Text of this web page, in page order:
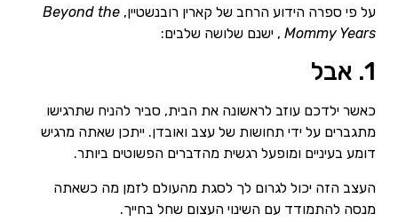
על פי ספרה הידוע הרחב של קארין רובנשטיין, Beyond the
Mommy Years , ישנם שלושה שלבים:
1. אבל
כאשר ילדכם עוזב לראשונה את הבית, סביר להניח שתרגישו
מתגברים על ידי תחושות של עצב ואובדן. ייתכן שאתה מרגיש
דומע בעיניים ומופעל רגשית מהדברים הפשוטים ביותר.
העצב הזה יכול לגרום לך לסגת מהעולם לזמן מה כשאתה
מנסה להתמודד עם השינוי העצום שחל בחייך.